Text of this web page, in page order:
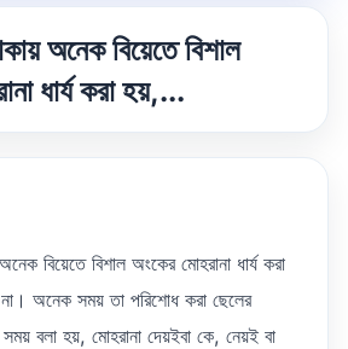
অনেক বিয়েতে বিশাল
ধার্য করা হয়,...
বিয়েতে বিশাল অংকের মোহরানা ধার্য করা
অনেক সময় তা পরিশোধ করা ছেলের
সময় বলা হয়, মোহরানা দেয়ইবা কে, নেয়ই বা